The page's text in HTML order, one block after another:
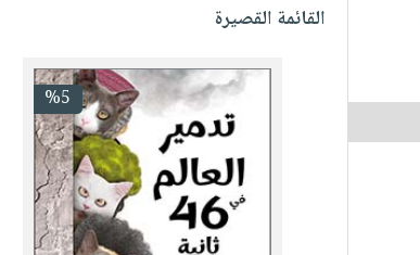
القائمة القصيرة
%5